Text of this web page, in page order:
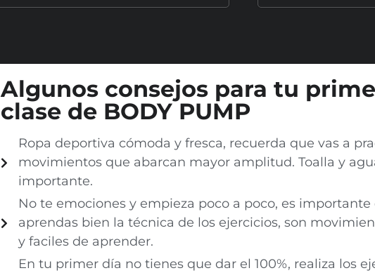
Algunos consejos para tu
clase de BODY PUMP
Ropa deportiva cómoda y fresca, recuerda que vas a
movimientos que abarcan mayor amplitud. Toalla y
importante.
No te emociones y empieza poco a poco, es importante
aprendas bien la técnica de los ejercicios, son
y faciles de aprender.
En tu primer día no tienes que dar el 100%, realiza los